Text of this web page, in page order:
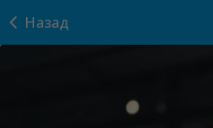
Назад